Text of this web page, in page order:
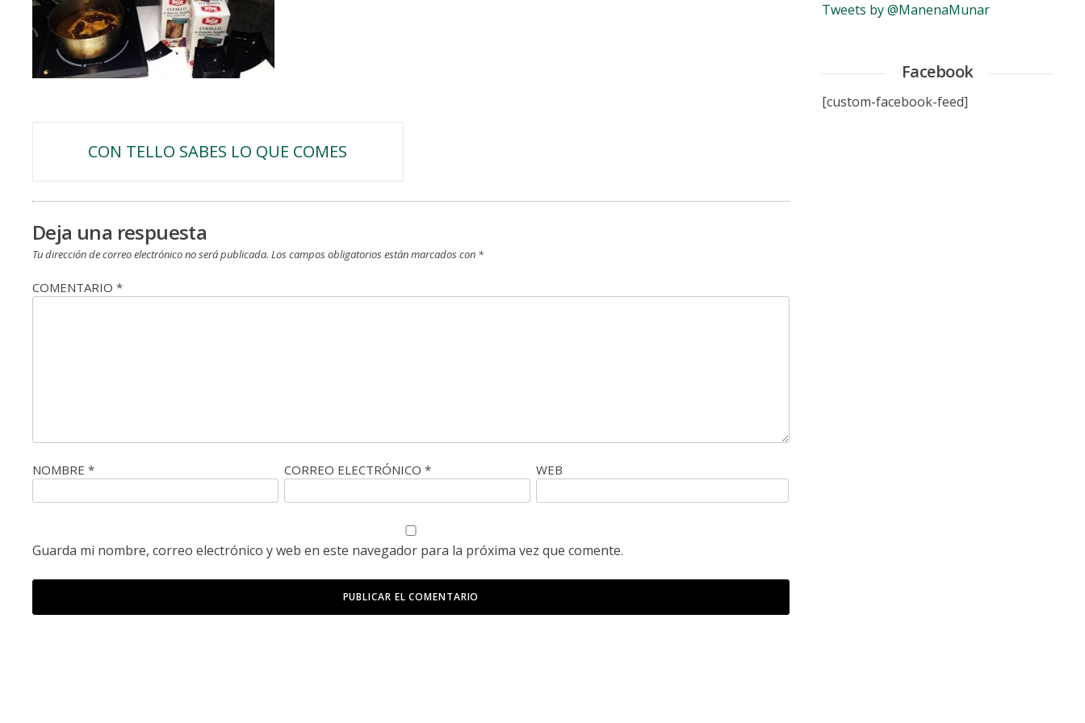
Navegación
de
entradas
CON TELLO SABES LO QUE COMES
Deja una respuesta
Tu dirección de correo electrónico no será publicada. Los campos obligatorios están marcados con *
COMENTARIO *
NOMBRE * CORREO ELECTRÓNICO* WEB
Guarda mi nombre, correo electrónico y web en este navegador para la próxima vez que comente.
Tweets by @ManenaMunar
Facebook
[custom-facebook-feed]